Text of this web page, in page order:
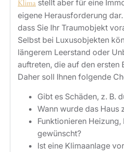
Klima stellt aber für eine
eigene Herausforderung
dass Sie Ihr Traumobjekt
Selbst bei Luxusobjekten
längerem Leerstand oder
auftreten, die auf den ersten
Daher soll Ihnen folgende
Gibt es Schäden, z. B.
Wann wurde das Haus
Funktionieren
gewünscht?
Ist eine Klimaanlage